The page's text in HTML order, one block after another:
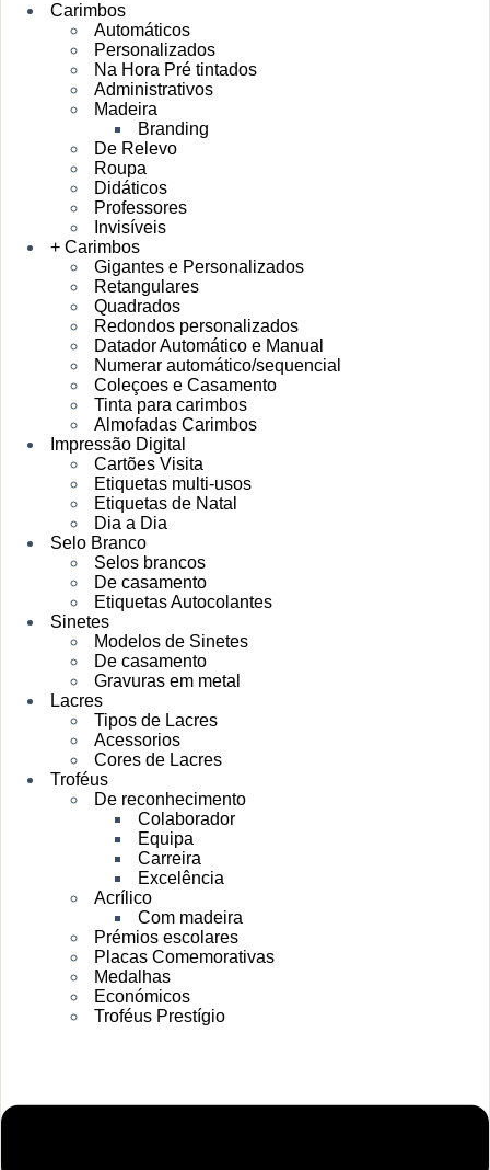
Carimbos
Automáticos
Personalizados
Na Hora Pré tintados
Administrativos
Madeira
Branding
De Relevo
Roupa
Didáticos
Professores
Invisíveis
+ Carimbos
Gigantes e Personalizados
Retangulares
Quadrados
Redondos personalizados
Datador Automático e Manual
Numerar automático/sequencial
Coleçoes e Casamento
Tinta para carimbos
Almofadas Carimbos
Impressão Digital
Cartões Visita
Etiquetas multi-usos
Etiquetas de Natal
Dia a Dia
Selo Branco
Selos brancos
De casamento
Etiquetas Autocolantes
Sinetes
Modelos de Sinetes
De casamento
Gravuras em metal
Lacres
Tipos de Lacres
Acessorios
Cores de Lacres
Troféus
De reconhecimento
Colaborador
Equipa
Carreira
Excelência
Acrílico
Com madeira
Prémios escolares
Placas Comemorativas
Medalhas
Económicos
Troféus Prestígio